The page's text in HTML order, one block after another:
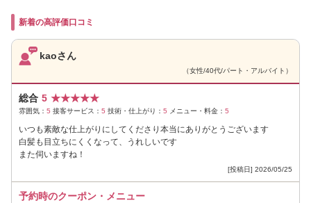
新着の高評価口コミ
kaoさん
（女性/40代/パート・アルバイト）
総合 5 ★★★★★
雰囲気： 5 接客サービス： 5 技術・仕上がり： 5 メニュー・料金： 5
いつも素敵な仕上がりにしてくださり本当にありがとうございます
白髪も目立ちにくくなって、うれしいです
また伺いますね！
[投稿日] 2026/05/25
予約時のクーポン・メニュー